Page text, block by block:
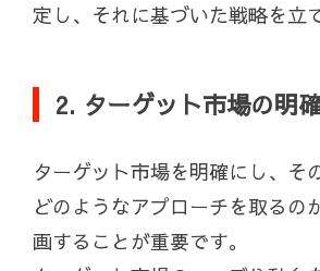
定し、それに基づいた戦略を立
2. ターゲット市場の明
ターゲット市場を明確にし、そ
どのようなアプローチを取るの
画することが重要です。